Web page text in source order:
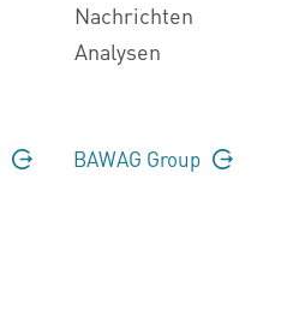
Nachrichten
Analysen
BAWAG Group